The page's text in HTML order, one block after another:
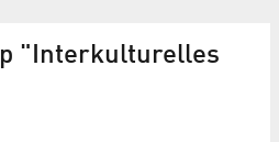
"Interkulturelles